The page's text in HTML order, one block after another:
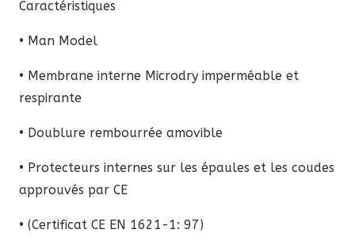
Caractéristiques
• Man Model
• Membrane interne Microdry imperméable et
respirante
• Doublure rembourrée amovible
• Protecteurs internes sur les épaules et les coudes
approuvés par CE
• (Certificat CE EN 1621-1: 97)